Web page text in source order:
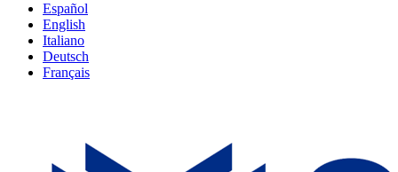
Español
English
Italiano
Deutsch
Français